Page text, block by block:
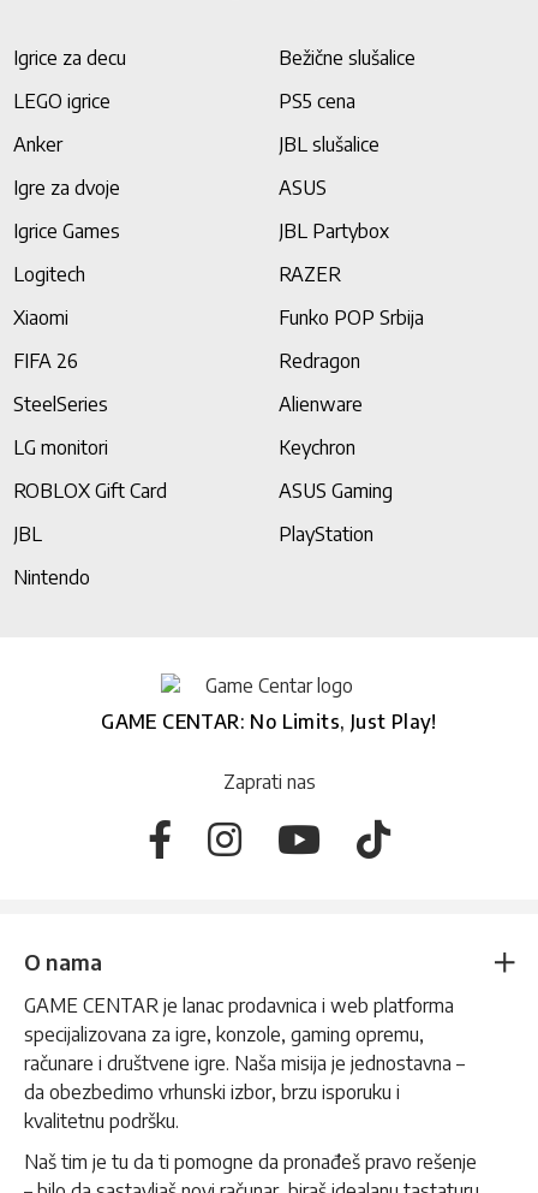
Igrice za decu
Bežične slušalice
LEGO igrice
PS5 cena
Anker
JBL slušalice
Igre za dvoje
ASUS
Igrice Games
JBL Partybox
Logitech
RAZER
Xiaomi
Funko POP Srbija
FIFA 26
Redragon
SteelSeries
Alienware
LG monitori
Keychron
ROBLOX Gift Card
ASUS Gaming
JBL
PlayStation
Nintendo
GAME CENTAR: No Limits, Just Play!
Zaprati nas
O nama
GAME CENTAR je lanac prodavnica i web platforma
specijalizovana za igre, konzole, gaming opremu,
računare i društvene igre. Naša misija je jednostavna –
da obezbedimo vrhunski izbor, brzu isporuku i
kvalitetnu podršku.
Naš tim je tu da ti pomogne da pronađeš pravo rešenje